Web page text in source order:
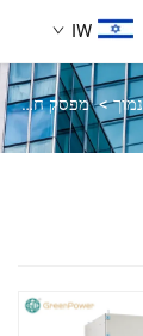
IW
>מפסק חשמל נמוך Sivacon 8PT